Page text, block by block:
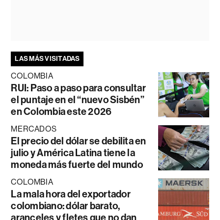
LAS MÁS VISITADAS
COLOMBIA
RUI: Paso a paso para consultar
el puntaje en el “nuevo Sisbén”
en Colombia este 2026
MERCADOS
El precio del dólar se debilita en
julio y América Latina tiene la
moneda más fuerte del mundo
COLOMBIA
La mala hora del exportador
colombiano: dólar barato,
aranceles y fletes que no dan